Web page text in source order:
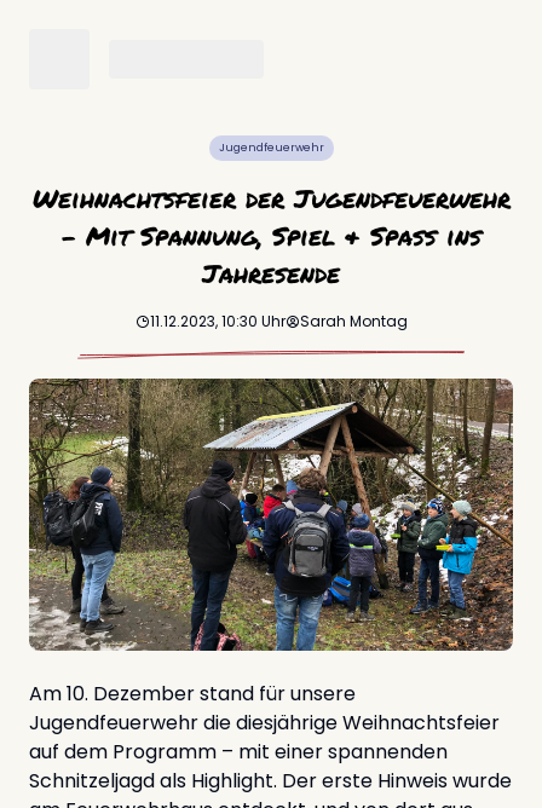
Jugendfeuerwehr
Weihnachtsfeier der Jugendfeuerwehr
– Mit Spannung, Spiel & Spaß ins
Jahresende
11.12.2023, 10:30 Uhr Sarah Montag
Am 10. Dezember stand für unsere
Jugendfeuerwehr die diesjährige Weihnachtsfeier
auf dem Programm – mit einer spannenden
Schnitzeljagd als Highlight. Der erste Hinweis wurde